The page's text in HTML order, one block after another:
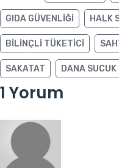
GIDA GÜVENLIĞI HALK
BILINÇLI TÜKETICI
SAKATAT DANA SUCUK
1 Yorum